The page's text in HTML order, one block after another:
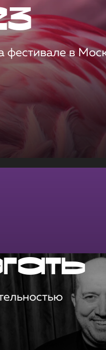
фестивале в